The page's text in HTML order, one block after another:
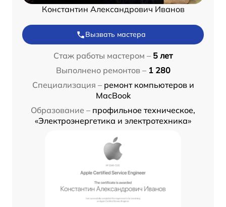
Константин Александрович Иванов
Вызвать мастера
Стаж работы мастером – 5 лет
Выполнено ремонтов – 1 280
Специализация – ремонт компьютеров и
MacBook
Образование – профильное техническое,
«Электроэнергетика и электротехника»